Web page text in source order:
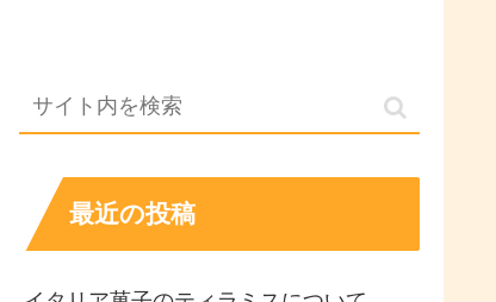
最近の投稿